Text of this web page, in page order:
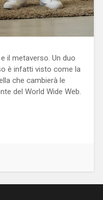
il metaverso. Un duo
è infatti visto come la
che cambierà le
del World Wide Web.